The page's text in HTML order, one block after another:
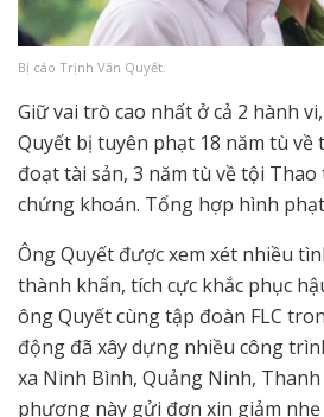
Bị cáo Trịnh Văn Quyết.
Giữ vai trò cao nhất ở cả 2 hành
Quyết bị tuyên phạt 18 năm tù về
đoạt tài sản, 3 năm tù về tội
chứng khoán. Tổng hợp hình
Ông Quyết được xem xét nhiều
thành khẩn, tích cực khắc phục
ông Quyết cùng tập đoàn FLC
động đã xây dựng nhiều công
xa Ninh Bình, Quảng Ninh,
phương này gửi đơn xin giảm nhẹ